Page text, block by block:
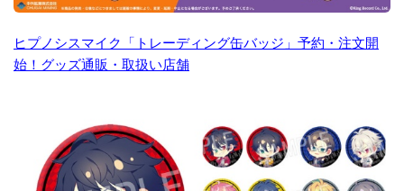
ヒプノシスマイク「トレーディング缶バッジ」予約・注文開
始！グッズ通販・取扱い店舗